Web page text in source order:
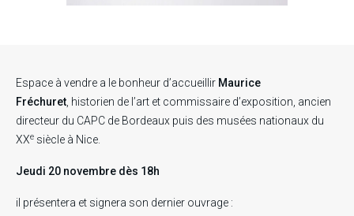
Espace à vendre a le bonheur d’accueillir Maurice
Fréchuret , historien de l’art et commissaire d’exposition, ancien
directeur du CAPC de Bordeaux puis des musées nationaux du
XXe siècle à Nice.
Jeudi 20 novembre dès 18h
il présentera et signera son dernier ouvrage :